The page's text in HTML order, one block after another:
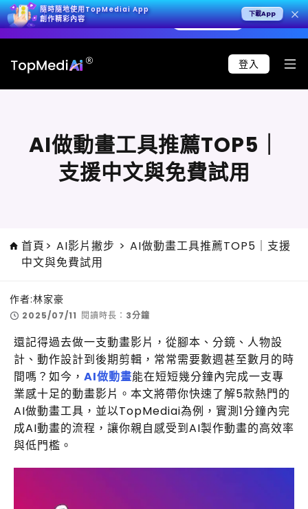
，呈現極致寫實效果。 立即試用 > 🚀
隨時隨地使用TopMediai App
創作精彩內容
下載App
登入
AI做動畫工具推薦TOP5｜
支援中文與免費試用
首頁> AI影片撇步 > AI做動畫工具推薦TOP5｜支援
中文與免費試用
作者:林家豪
2025/07/11 閱讀時長： 3分鐘
還記得過去做一支動畫影片，從腳本、分鏡、人物設
計、動作設計到後期剪輯，常常需要數週甚至數月的時
間嗎？如今， AI做動畫能在短短幾分鐘內完成一支專
業感十足的動畫影片。本文將帶你快速了解5款熱門的
AI做動畫工具，並以TopMediai為例，實測1分鐘內完
成AI動畫的流程，讓你親自感受到AI製作動畫的高效率
與低門檻。